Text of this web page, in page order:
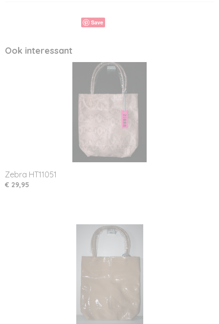
Save
Ook interessant
Zebra HT11051
€ 29,95